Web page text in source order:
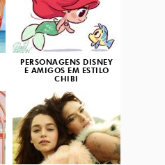
PERSONAGENS DISNEY
E AMIGOS EM ESTILO
CHIBI